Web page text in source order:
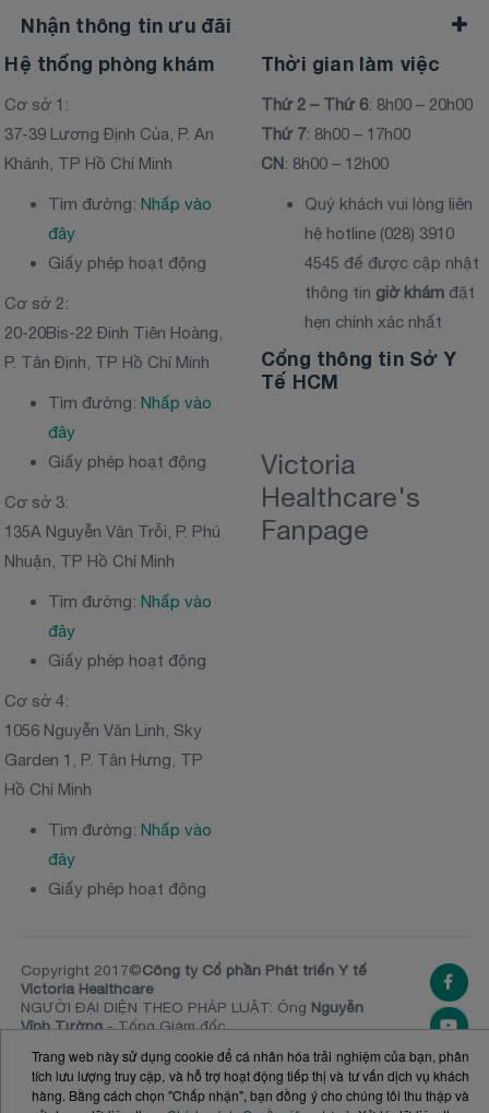
Nhận thông tin ưu đãi
Hệ thống phòng khám
Cơ sở 1:
37-39 Lương Định Của, P. An
Khánh, TP Hồ Chí Minh
Tìm đường:Nhấp vào
đây
Giấy phép hoạt động
Cơ sở 2:
20-20Bis-22 Đinh Tiên Hoàng,
P. Tân Định, TP Hồ Chí Minh
Tìm đường:Nhấp vào
đây
Giấy phép hoạt động
Cơ sở 3:
135A Nguyễn Văn Trỗi, P. Phú
Nhuận, TP Hồ Chí Minh
Tìm đường:Nhấp vào
đây
Giấy phép hoạt động
Cơ sở 4:
1056 Nguyễn Văn Linh, Sky
Garden 1, P. Tân Hưng, TP
Hồ Chí Minh
Tìm đường:Nhấp vào
đây
Giấy phép hoạt động
Thời gian làm việc
Thứ 2 – Thứ 6: 8h00 – 20h00
Thứ 7: 8h00 – 17h00
CN: 8h00 – 12h00
Quý khách vui lòng liên
hệ hotline (028) 3910
4545 để được cập nhật
thông tin giờ khám đặt
hẹn chính xác nhất
Cổng thông tin Sở Y
Tế HCM
Victoria
Healthcare's
Fanpage
Copyright 2017©Công ty Cổ phần Phát triển Y tế
Victoria Healthcare
NGƯỜI ĐẠI DIỆN THEO PHÁP LUẬT: Ông Nguyễn
Vĩnh Tường- Tổng Giám đốc
cấp ngày 20.11.2014 (Đăng ký thay đổi lần thứ 10,
24 tháng 12 năm 2024)
Trang web này sử dụng cookie để cá nhân hóa trải nghiệm của bạn, phân
tích lưu lượng truy cập, và hỗ trợ hoạt động tiếp thị và tư vấn dịch vụ khách
hàng. Bằng cách chọn "Chấp nhận", bạn đồng ý cho chúng tôi thu thập và